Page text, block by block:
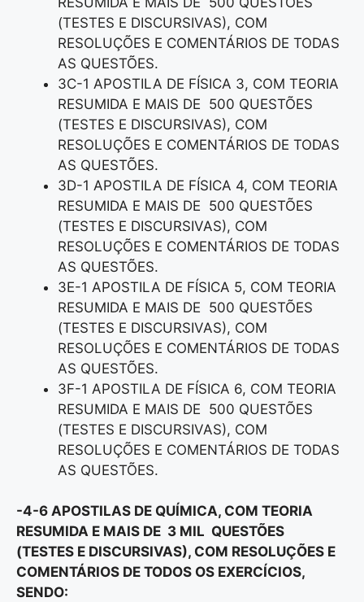
(TESTES E DISCURSIVAS), COM
RESOLUÇÕES E COMENTÁRIOS DE TODAS
AS QUESTÕES.
3C-1 APOSTILA DE FÍSICA 3, COM TEORIA
RESUMIDA E MAIS DE 500 QUESTÕES
(TESTES E DISCURSIVAS), COM
RESOLUÇÕES E COMENTÁRIOS DE TODAS
AS QUESTÕES.
3D-1 APOSTILA DE FÍSICA 4, COM TEORIA
RESUMIDA E MAIS DE 500 QUESTÕES
(TESTES E DISCURSIVAS), COM
RESOLUÇÕES E COMENTÁRIOS DE TODAS
AS QUESTÕES.
3E-1 APOSTILA DE FÍSICA 5, COM TEORIA
RESUMIDA E MAIS DE 500 QUESTÕES
(TESTES E DISCURSIVAS), COM
RESOLUÇÕES E COMENTÁRIOS DE TODAS
AS QUESTÕES.
3F-1 APOSTILA DE FÍSICA 6, COM TEORIA
RESUMIDA E MAIS DE 500 QUESTÕES
(TESTES E DISCURSIVAS), COM
RESOLUÇÕES E COMENTÁRIOS DE TODAS
AS QUESTÕES.
-4-6 APOSTILAS DE QUÍMICA, COM TEORIA
RESUMIDA E MAIS DE 3 MIL QUESTÕES
(TESTES E DISCURSIVAS), COM RESOLUÇÕES E
COMENTÁRIOS DE TODOS OS EXERCÍCIOS,
SENDO: